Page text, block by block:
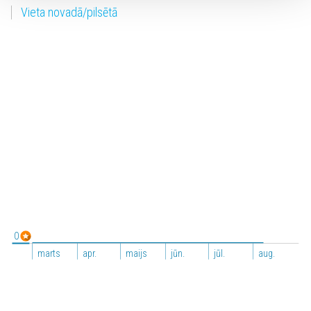
Vieta novadā/pilsētā
marts apr. maijs jūn. jūl. aug.
0